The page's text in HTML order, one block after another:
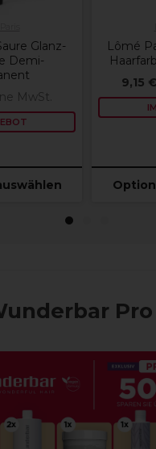
Glanz-
Demi-
MwSt.
Lômé
9,15 €
1